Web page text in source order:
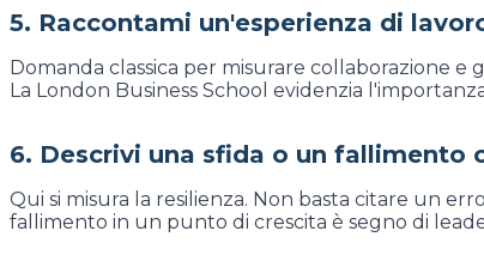
5. Raccontami un'esperienza di
Domanda classica per misurare collaborazione
La London Business School evidenzia
6. Descrivi una sfida o un fallimento
Qui si misura la resilienza. Non basta citare un
fallimento in un punto di crescita è segno di